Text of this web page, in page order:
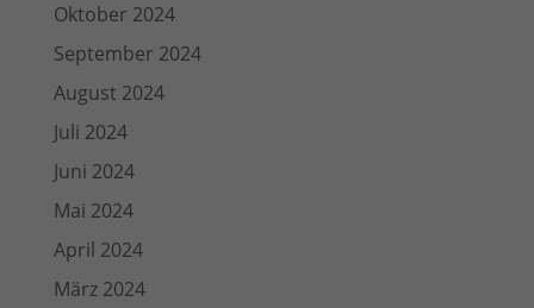
Oktober 2024
September 2024
August 2024
Juli 2024
Juni 2024
Mai 2024
April 2024
März 2024